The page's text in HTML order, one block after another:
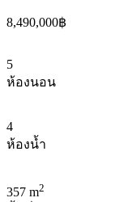
8,490,000฿
5
ห้องนอน
4
ห้องน้ำ
357 m2